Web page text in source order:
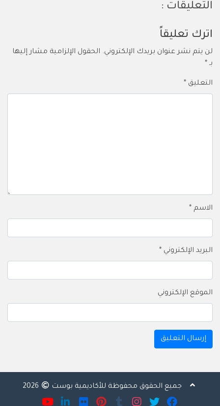
التعليقات :
اترك تعليقاً
لن يتم نشر عنوان بريدك الإلكتروني. الحقول الإلزامية مشار إليها
بـ *
التعليق *
الاسم *
البريد الإلكتروني *
الموقع الإلكتروني
جميع الحقوق محفوظة للأكاديمية بوست